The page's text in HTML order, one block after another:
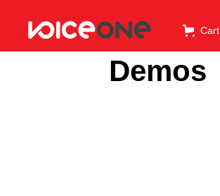
Cart
Demos